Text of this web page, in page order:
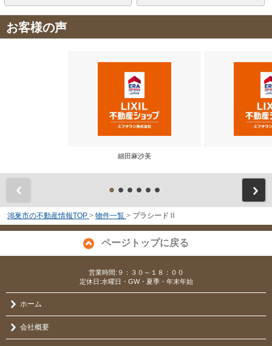
お客様の声
細田麻沙美
鴻巣市の不動産情報TOP > 物件一覧 > プラシードⅡ
ページトップに戻る
営業時間:９：３０～１８：００
定休日:水曜日・GW・夏季・年末年始
ホーム
会社概要